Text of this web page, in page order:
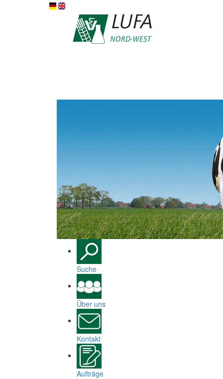
Suche
Über uns
Kontakt
Aufträge